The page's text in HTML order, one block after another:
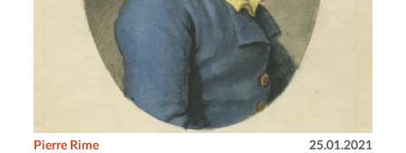
Pierre Rime 25.01.2021